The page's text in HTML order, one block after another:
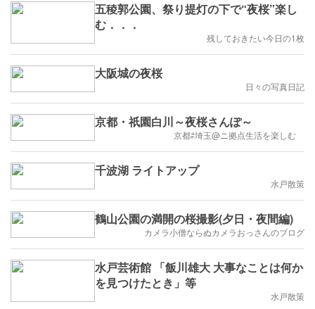
五稜郭公園、祭り提灯の下で“夜桜”楽し
む．．．
残しておきたい今日の1枚
大阪城の夜桜
日々の写真日記
京都・祇園白川～夜桜さんぽ～
京都⇄埼玉@ニ拠点生活を楽しむ
千波湖 ライトアップ
水戸散策
鶴山公園の満開の桜撮影(夕日・夜間編)
カメラ小僧ならぬカメラおっさんのブログ
水戸芸術館 「飯川雄大 大事なことは何か
を見つけたとき」等
水戸散策